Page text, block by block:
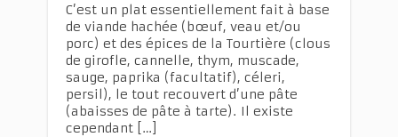
C’est un plat essentiellement fait à base
de viande hachée (bœuf, veau et/ou
porc) et des épices de la Tourtière (clous
de girofle, cannelle, thym, muscade,
sauge, paprika (facultatif), céleri,
persil), le tout recouvert d’une pâte
(abaisses de pâte à tarte). Il existe
cependant […]